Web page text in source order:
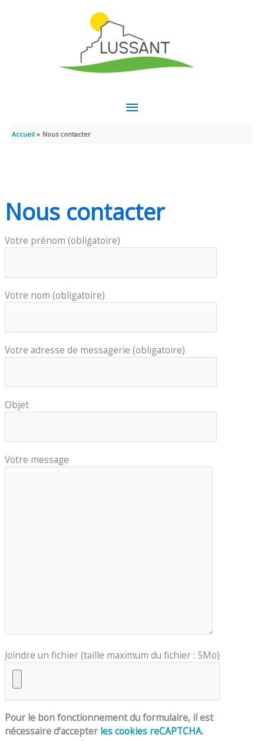
MENU
Accueil Nous contacter
Nous contacter
Votre prénom (obligatoire)
Votre nom (obligatoire)
Votre adresse de messagerie (obligatoire)
Objet
Votre message
Joindre un fichier (taille maximum du fichier : 5Mo)
Pour le bon fonctionnement du formulaire, il est
nécessaire d’accepter les cookies reCAPTCHA.